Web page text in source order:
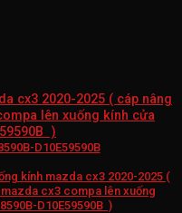
cx3 2020-2025 ( cáp nâng
lên xuống kính cửa
)
D10E59590B
kính mazda cx3 2020-2025 (
cx3 compa lên xuống
D10E59590B )